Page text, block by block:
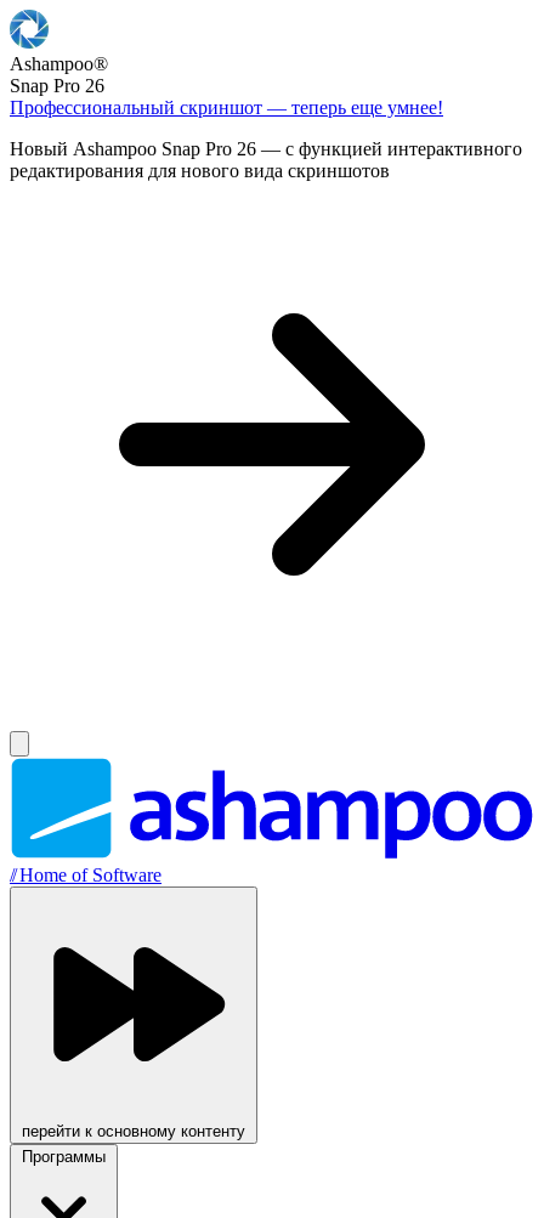
Ashampoo®
Snap Pro 26
Профессиональный скриншот — теперь еще умнее!
Новый Ashampoo Snap Pro 26 — с функцией интерактивного
редактирования для нового вида скриншотов
//Home of Software
перейти к основному контенту
Программы